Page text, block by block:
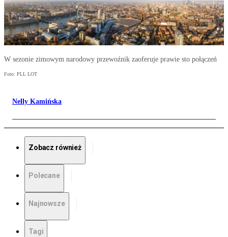
W sezonie zimowym narodowy przewoźnik zaoferuje prawie sto połączeń
Foto: PLL LOT
Nelly Kamińska
Zobacz również
Polecane
Najnowsze
Tagi